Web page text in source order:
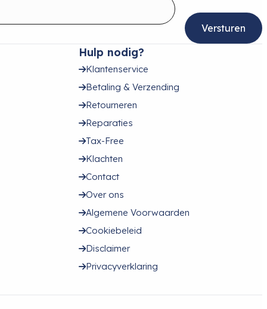
Hulp nodig?
Klantenservice
Betaling & Verzending
Retourneren
Reparaties
Tax-Free
Klachten
Contact
Over ons
Algemene Voorwaarden
Cookiebeleid
Disclaimer
Privacyverklaring